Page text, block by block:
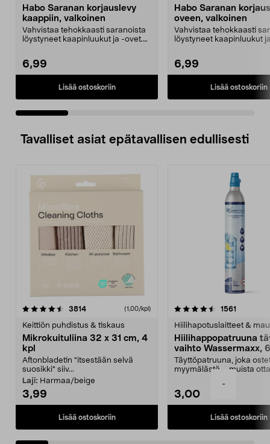
-
Habo Saranan korjauslevy
kaappiin, valkoinen
Vahvistaa tehokkaasti saranoista
löystyneet kaapinluukut ja -ovet.
6,99
Lisää ostoskoriin
Habo Saranan
oveen, valkoinen
Vahvistaa tehokkaasti
löystyneet kaapinluukut
6,99
Lisää ostoskoriin
Tavalliset asiat epätavallisen edullisesti
3814arvostelut (1,00/kpl)
Keittiön puhdistus & tiskaus
Mikrokuituliina 32 x 31 cm, 4
kpl
Aftonbladetin "itsestään selvä
suosikki" siiv...
Laji: Harmaa/beige
3,99
Lisää ostoskoriin
4.5viidestä
1561
Hiilihapotuslaitteet &
Hiilihappopatruuna
vaihto Wassermaxx,
Täyttöpatruuna, joka
myymälästä – muista
3,00
Lisää ostoskoriin
4.5viidestä